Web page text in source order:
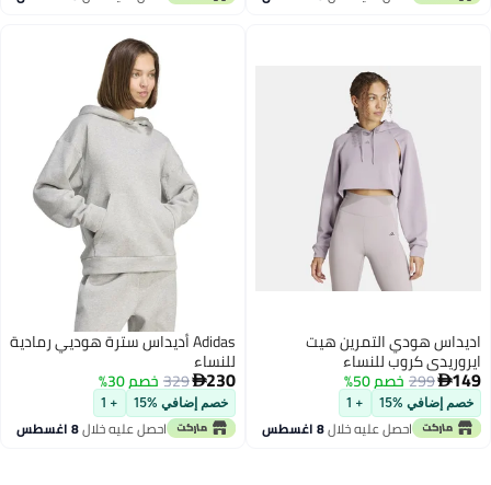
هودي التمرين هيت
كروب للنساء

299خصم 50%
إضافي %15 + 1
احصل عليه خلال8 اغسطس
Adidas أديداس سترة هوديي رمادية
للنساء

329خصم 30%
خصم إضافي %15 + 1
احصل عليه خلال8 اغسطس